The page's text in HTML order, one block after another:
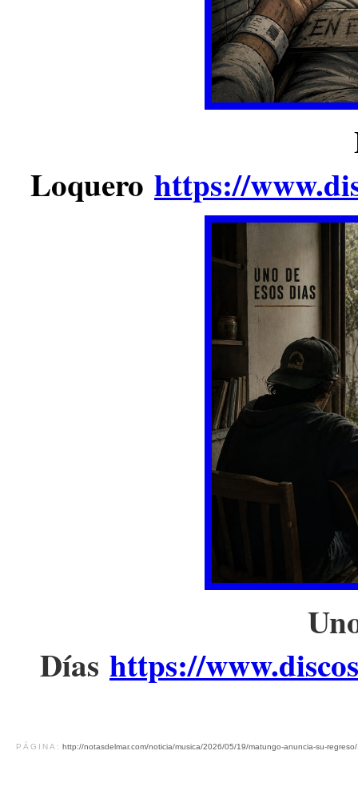
Loquero https://
Días https://
PÁGINA: http://notasdelmar.com/noticia/musica/2026/05/19/matungo-anuncia-su-